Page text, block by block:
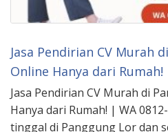
Jasa Pendirian CV Murah
Online Hanya dari Rumah!
Jasa Pendirian CV Murah di
Hanya dari Rumah! | WA
tinggal di Panggung Lor dan